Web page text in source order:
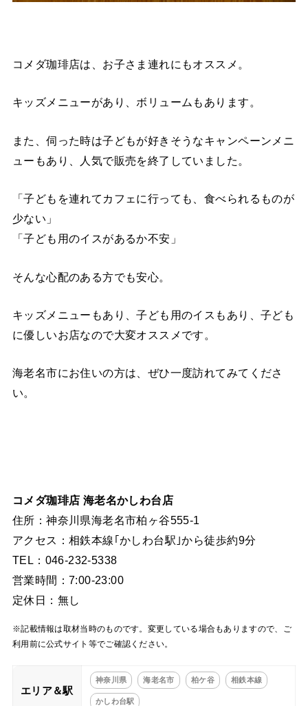
コメダ珈琲店は、お子さま連れにもオススメ。
キッズメニューがあり、ボリュームもあります。
また、伺った時は子どもが好きそうなキャンペーンメニ
ューもあり、人気で販売を終了していました。
「子どもを連れてカフェに行っても、食べられるものが
少ない」
「子ども用のイスがあるか不安」
そんな心配のある方でも安心。
キッズメニューもあり、子ども用のイスもあり、子ども
に優しいお店なので大変オススメです。
海老名市にお住いの方は、ぜひ一度訪れてみてくださ
い。
コメダ珈琲店 海老名かしわ台店
住所：神奈川県海老名市柏ヶ谷555-1
アクセス：相鉄本線｢かしわ台駅｣から徒歩約9分
TEL：046-232-5338
営業時間：7:00-23:00
定休日：無し
※記載情報は取材当時のものです。変更している場合もありますので、ご
利用前に公式サイト等でご確認ください。
エリア＆駅
神奈川県 海老名市 柏ケ谷 相鉄本線
かしわ台駅